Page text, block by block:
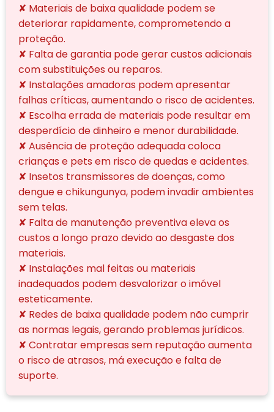
✘ Materiais de baixa qualidade podem se
deteriorar rapidamente, comprometendo a
proteção.
✘ Falta de garantia pode gerar custos adicionais
com substituições ou reparos.
✘ Instalações amadoras podem apresentar
falhas críticas, aumentando o risco de acidentes.
✘ Escolha errada de materiais pode resultar em
desperdício de dinheiro e menor durabilidade.
✘ Ausência de proteção adequada coloca
crianças e pets em risco de quedas e acidentes.
✘ Insetos transmissores de doenças, como
dengue e chikungunya, podem invadir ambientes
sem telas.
✘ Falta de manutenção preventiva eleva os
custos a longo prazo devido ao desgaste dos
materiais.
✘ Instalações mal feitas ou materiais
inadequados podem desvalorizar o imóvel
esteticamente.
✘ Redes de baixa qualidade podem não cumprir
as normas legais, gerando problemas jurídicos.
✘ Contratar empresas sem reputação aumenta
o risco de atrasos, má execução e falta de
suporte.